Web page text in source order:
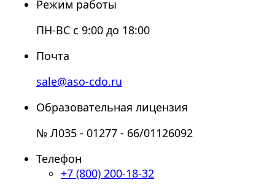
Режим работы
ПН-ВС с 9:00 до 18:00
Почта
sale@aso-cdo.ru
Образовательная лицензия
№ Л035 - 01277 - 66/01126092
Телефон
+7 (800) 200-18-32